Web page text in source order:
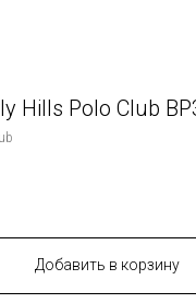
Hills Polo Club
Добавить в корзину